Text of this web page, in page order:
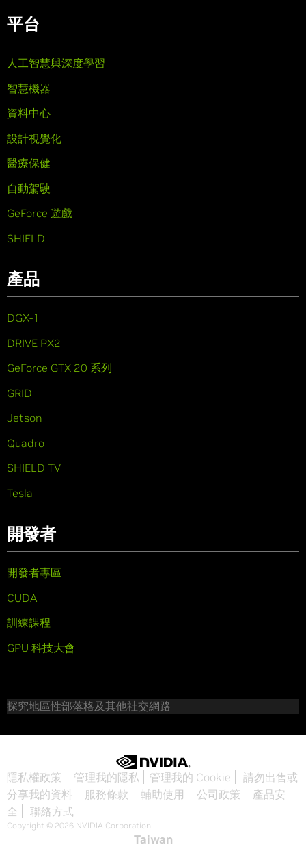
平台
人工智慧與深度學習
智慧機器
資料中心
設計視覺化
醫療保健
自動駕駛
GeForce 遊戲
SHIELD
產品
DGX-1
DRIVE PX2
GeForce GTX 20 系列
GRID
Jetson
Quadro
SHIELD TV
Tesla
開發者
開發者專區
CUDA
訓練課程
GPU 科技大會
探究地區性部落格及其他社交網路
隱私權政策 管理我的隱私 管理我的 Cookie
請勿出售或
分享我的資料
服務條款 輔助使用 公司政策
產品安
全
聯絡方式
Copyright © 2026 NVIDIA Corporation
Taiwan